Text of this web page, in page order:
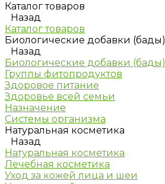
Каталог товаров
Назад
Каталог товаров
Биологические добавки (бады)
Назад
Биологические добавки (бады)
Группы фитопродуктов
Здоровое питание
Здоровье всей семьи
Назначение
Системы организма
Натуральная косметика
Назад
Натуральная косметика
Лечебная косметика
Уход за кожей лица и шеи